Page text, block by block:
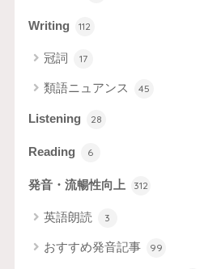
Writing 112
冠詞 17
類語ニュアンス 45
Listening 28
Reading 6
発音・流暢性向上 312
英語朗読 3
おすすめ発音記事 99